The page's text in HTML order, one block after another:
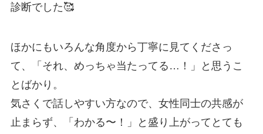
診断でした🥰
ほかにもいろんな角度から丁寧に見てくださっ
て、「それ、めっちゃ当たってる…！」と思うこ
とばかり。
気さくで話しやすい方なので、女性同士の共感が
止まらず、「わかる〜！」と盛り上がってとても